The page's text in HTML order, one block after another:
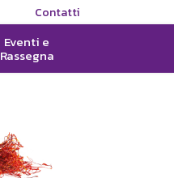
Contatti
Eventi e
Rassegna